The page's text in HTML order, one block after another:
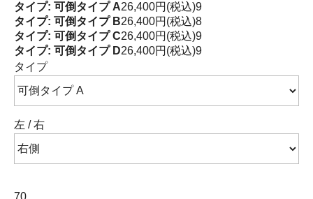
タイプ: 可倒タイプ A26,400円(税込)9
タイプ: 可倒タイプ B26,400円(税込)8
タイプ: 可倒タイプ C26,400円(税込)9
タイプ: 可倒タイプ D26,400円(税込)9
タイプ
左 / 右
70